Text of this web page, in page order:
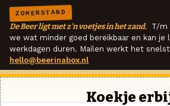
ZOMERSTAND
De Beer ligt met z'n voetjes in het zand. T/m
we wat minder goed bereikbaar en kan je
werkdagen duren. Mailen werkt het
hello@beerinabox.nl
Koekje